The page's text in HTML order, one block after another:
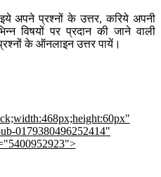
अपने प्रश्नों के उत्तर, करिये अपनी
विषयों पर प्रदान की जाने वाली
के ऑनलाइन उत्तर पायें।
0179380496252414"